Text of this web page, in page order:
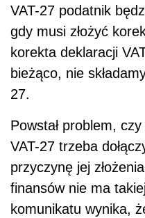
VAT-27 podatnik
gdy musi złożyć
korekta deklaracji
bieżąco, nie
27.
Powstał problem,
VAT-27 trzeba
przyczynę jej
finansów nie ma
komunikatu wynika,